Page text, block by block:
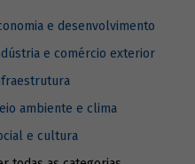
e desenvolvimento
e comércio exterior
ambiente e clima
e cultura